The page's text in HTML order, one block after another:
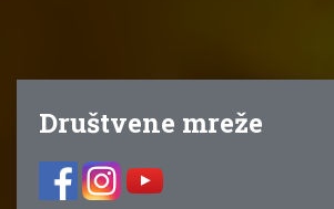
Društvene mreže